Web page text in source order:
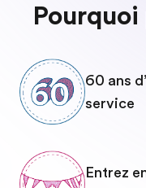
60 ans
service
Entrez